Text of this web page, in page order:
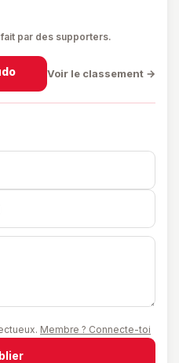
fait par des supporters.
Voir le classement →
Membre ? Connecte-toi